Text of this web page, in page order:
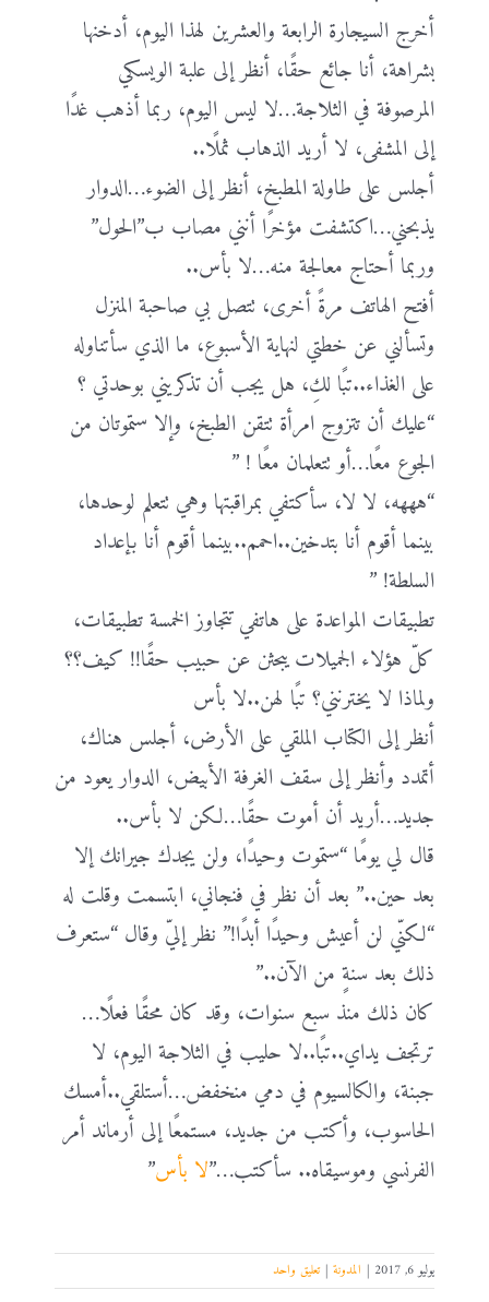
أخرج السيجارة الرابعة والعشرين لهذا اليوم، أدخنها
بشراهة، أنا جائع حقًا، أنظر إلى علبة الويسكي
المرصوفة في الثلاجة…لا ليس اليوم، ربما أذهب غدًا
إلى المشفى، لا أريد الذهاب ثملًا..
أجلس على طاولة المطبخ، أنظر إلى الضوء…الدوار
يذبحني…اكتشفت مؤخرًا أنني مصاب ب”الحول”
وربما أحتاج معالجة منه…لا بأس..
أفتح الهاتف مرةً أخرى، تتصل بي صاحبة المنزل
وتسألني عن خطتي لنهاية الأسبوع، ما الذي سأتناوله
على الغذاء..تبًا لكِ، هل يجب أن تذكريني بوحدتي ؟
“عليك أن تتزوج امرأة تتقن الطبخ، وإلا ستموتان من
الجوع معًا…أو تتعلمان معًا ! ”
“هههه، لا لا، سأكتفي بمراقبتها وهي تتعلم لوحدها،
بينما أقوم أنا بتدخين..احمم..بينما أقوم أنا بإعداد
السلطة! ”
تطبيقات المواعدة على هاتفي تتجاوز الخمسة تطبيقات،
كلّ هؤلاء الجميلات يبحثن عن حبيب حقًا!! كيف؟؟
ولماذا لا يخترنني؟ تبًا لهن..لا بأس
أنظر إلى الكتاب الملقي على الأرض، أجلس هناك،
أتمدد وأنظر إلى سقف الغرفة الأبيض، الدوار يعود من
جديد…أريد أن أموت حقًا…لكن لا بأس..
قال لي يومًا “ستموت وحيدًا، ولن يجدك جيرانك إلا
بعد حين..” بعد أن نظر في فنجاني، ابتسمت وقلت له
“لكنّي لن أعيش وحيدًا أبدًا!” نظر إليّ وقال “ستعرف
ذلك بعد سنةٍ من الآن..”
كان ذلك منذ سبع سنوات، وقد كان محقًا فعلًا…
ترتجف يداي..تبًا..لا حليب في الثلاجة اليوم، لا
جبنة، والكالسيوم في دمي منخفض…أستلقي..أمسك
الحاسوب، وأكتب من جديد، مستمعًا إلى أرماند أمر
الفرنسي وموسيقاه.. سأكتب…”لا بأس”
يوليو 6, 2017 | المدونة | تعليق واحد